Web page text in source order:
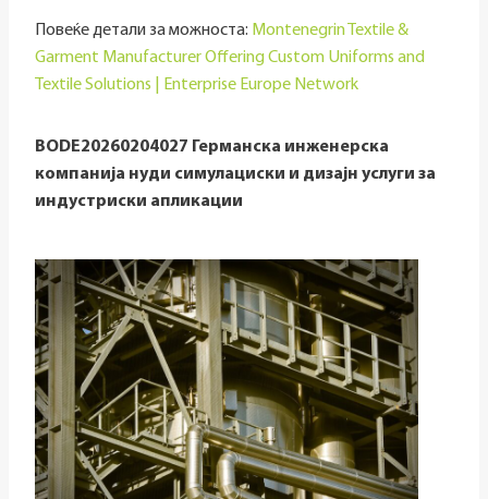
Повеќе детали за можноста: Montenegrin Textile &
Garment Manufacturer Offering Custom Uniforms and
Textile Solutions | Enterprise Europe Network
BODE20260204027 Германска инженерска
компанија нуди симулациски и дизајн услуги за
индустриски апликации